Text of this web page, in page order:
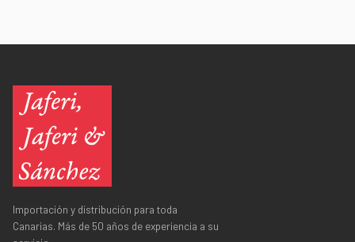
Importación y distribución para toda
Canarias. Más de 50 años de experiencia a su